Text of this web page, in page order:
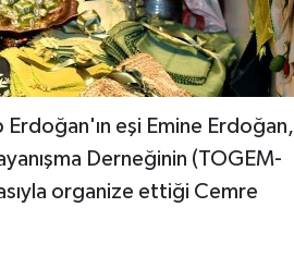
Erdoğan'ın eşi Emine Erdoğan,
Derneğinin (TOGEM-
organize ettiği Cemre